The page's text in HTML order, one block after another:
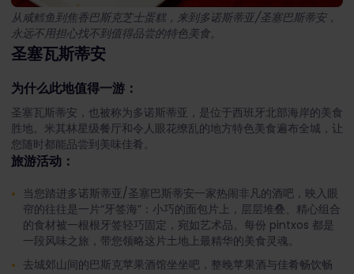
从咸鳕鱼到焦香巴斯克芝士蛋糕，来到多诺斯蒂亚/圣塞巴斯蒂安，
永远不用担心找不到值得品尝的特色美食。
圣塞瓦斯蒂安
为什么此地值得一游：
圣塞瓦斯蒂安，也被称为多诺斯蒂亚，是位于西班牙北部海岸的美食
胜地。米其林星级餐厅和令人眼花缭乱的地方特色美食遍布全城，让
您随时都能品尝到美味佳肴。
旅游活动：
当您踏进多诺斯蒂亚/圣塞巴斯蒂安一家热闹非凡的酒吧，映入眼
帘的往往是一片“牙签海”：小巧的面包片上，层层堆叠、精心组合
的食材被一根根牙签轻巧固定，宛如艺术品。每份 pintxos 都是
一段风味之旅，带您领略这片土地上最精华的美食灵魂。
去城郊山间的巴斯克苹果酒馆坐坐吧，整晚苹果酒与佳肴畅饮畅